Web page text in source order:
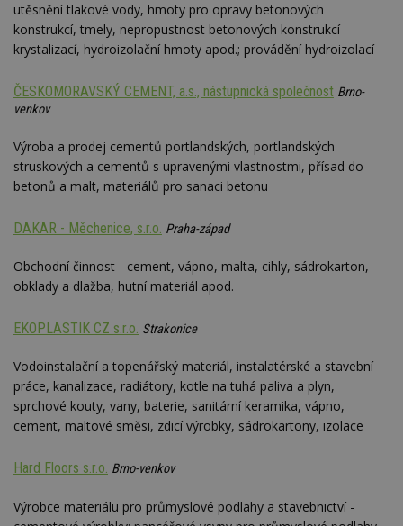
utěsnění tlakové vody, hmoty pro opravy betonových
konstrukcí, tmely, nepropustnost betonových konstrukcí
krystalizací, hydroizolační hmoty apod.; provádění hydroizolací
ČESKOMORAVSKÝ CEMENT, a.s., nástupnická společnost Brno-
venkov
Výroba a prodej cementů portlandských, portlandských
struskových a cementů s upravenými vlastnostmi, přísad do
betonů a malt, materiálů pro sanaci betonu
DAKAR - Měchenice, s.r.o. Praha-západ
Obchodní činnost - cement, vápno, malta, cihly, sádrokarton,
obklady a dlažba, hutní materiál apod.
EKOPLASTIK CZ s.r.o. Strakonice
Vodoinstalační a topenářský materiál, instalatérské a stavební
práce, kanalizace, radiátory, kotle na tuhá paliva a plyn,
sprchové kouty, vany, baterie, sanitární keramika, vápno,
cement, maltové směsi, zdicí výrobky, sádrokartony, izolace
Hard Floors s.r.o. Brno-venkov
Výrobce materiálu pro průmyslové podlahy a stavebnictví -